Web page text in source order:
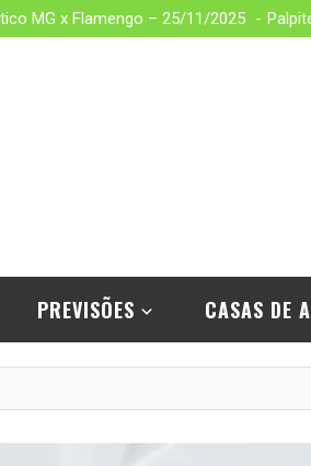
MG x Flamengo – 25/11/2025
PREVISÕES CASAS DE